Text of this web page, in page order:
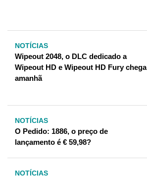
NOTÍCIAS
Wipeout 2048, o DLC dedicado a
Wipeout HD e Wipeout HD Fury chega
amanhã
NOTÍCIAS
O Pedido: 1886, o preço de
lançamento é € 59,98?
NOTÍCIAS